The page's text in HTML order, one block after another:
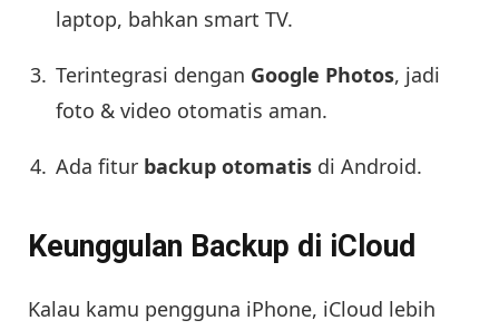
laptop, bahkan smart TV.
Terintegrasi dengan Google Photos, jadi
foto & video otomatis aman.
Ada fitur backup otomatis di Android.
Keunggulan Backup di iCloud
Kalau kamu pengguna iPhone, iCloud lebih